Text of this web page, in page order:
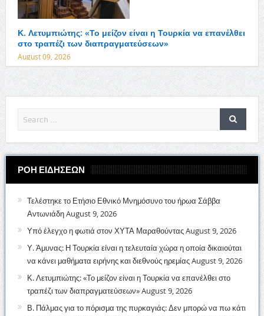
Κ. Λετυμπιώτης: «Το μείζον είναι η Τουρκία να επανέλθει
στο τραπέζι των διαπραγματεύσεων»
August 09, 2026
ΡΟΗ ΕΙΔΗΣΕΩΝ
Τελέστηκε το Ετήσιο Εθνικό Μνημόσυνο του ήρωα Σάββα
ΑντωνιάδηAugust 9, 2026
Υπό έλεγχο η φωτιά στον ΧΥΤΑ ΜαραθούνταςAugust 9, 2026
Υ. Άμυνας: Η Τουρκία είναι η τελευταία χώρα η οποία δικαιούται
να κάνει μαθήματα ειρήνης και διεθνούς ηρεμίαςAugust 9, 2026
Κ. Λετυμπιώτης: «Το μείζον είναι η Τουρκία να επανέλθει στο
τραπέζι των διαπραγματεύσεων»August 9, 2026
Β. Πάλμας για το πόρισμα της πυρκαγιάς: Δεν μπορώ να πω κάτι